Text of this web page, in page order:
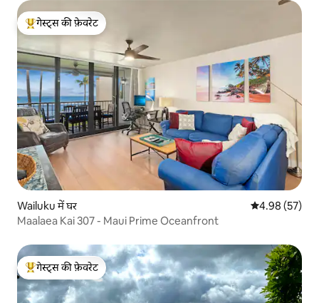
गेस्ट्स का टॉप फ़ेवरेट
गेस्ट्स की फ़ेवरेट
Wailuku में घर औसत रेटिंग 5 में
4.98 (57)
Maalaea Kai 307 - Maui Prime Oceanfront
गेस्ट्स का टॉप फ़ेवरेट
गेस्ट्स की फ़ेवरेट